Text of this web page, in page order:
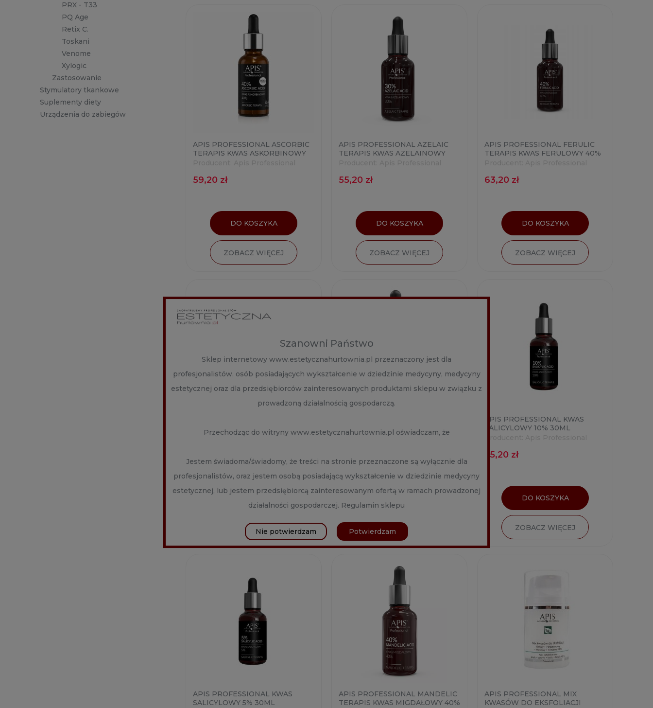
PRX - T33
PQ Age
Retix C.
Toskani
Venome
Xylogic
Zastosowanie
Stymulatory tkankowe
Suplementy diety
Urządzenia do zabiegów
APIS PROFESSIONAL ASCORBIC
TERAPIS KWAS ASKORBINOWY
59,20 zł
DO KOSZYKA
ZOBACZ WIĘCEJ
APIS PROFESSIONAL AZELAIC
TERAPIS KWAS AZELAINOWY
55,20 zł
DO KOSZYKA
ZOBACZ WIĘCEJ
APIS PROFESSIONAL FERULIC
TERAPIS KWAS FERULOWY 40%
63,20 zł
DO KOSZYKA
ZOBACZ WIĘCEJ
TERAPIS KWAS GLIKOLOWY 35%
30ML
Producent: Apis Professional
ZOBACZ WIĘCEJ
TERAPIS KWAS GLIKOLOWY 50%
30ML
Producent: Apis Professional
ZOBACZ WIĘCEJ
APIS PROFESSIONAL KWAS
SALICYLOWY 10% 30ML
55,20 zł
DO KOSZYKA
ZOBACZ WIĘCEJ
APIS PROFESSIONAL KWAS
SALICYLOWY 5% 30ML
APIS PROFESSIONAL MANDELIC
TERAPIS KWAS MIGDAŁOWY 40%
APIS PROFESSIONAL MIX
KWASÓW DO EKSFOLIACJI
Szanowni Państwo
Sklep internetowy www.estetycznahurtownia.pl przeznaczony jest dla
profesjonalistów, osób posiadających wykształcenie w dziedzinie medycyny, medycyny
estetycznej oraz dla przedsiębiorców zainteresowanych produktami sklepu w związku z
prowadzoną działalnością gospodarczą.
Przechodząc do witryny www.estetycznahurtownia.pl oświadczam, że
Jestem świadoma/świadomy, że treści na stronie przeznaczone są wyłącznie dla
profesjonalistów, oraz jestem osobą posiadającą wykształcenie w dziedzinie medycyny
estetycznej, lub jestem przedsiębiorcą zainteresowanym ofertą w ramach prowadzonej
działalności gospodarczej. Regulamin sklepu
Nie potwierdzam Potwierdzam